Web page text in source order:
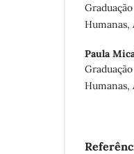
Humanas,
Paula
Humanas,